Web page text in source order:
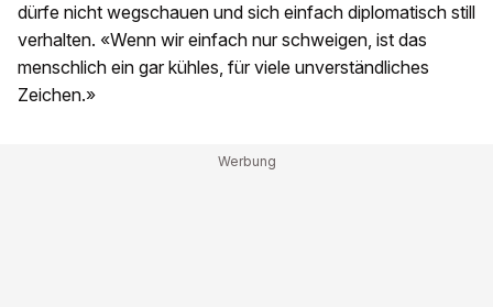
dürfe nicht wegschauen und sich einfach diplomatisch still
verhalten. «Wenn wir einfach nur schweigen, ist das
menschlich ein gar kühles, für viele unverständliches
Zeichen.»